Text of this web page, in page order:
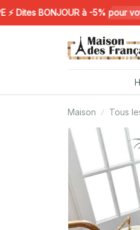
Dites BONJOUR à -5% pour votre
Maison Tous